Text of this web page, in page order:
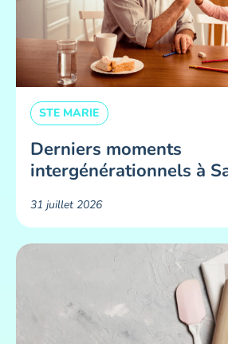
STE MARIE
Derniers moments
intergénérationnels à
31 juillet 2026